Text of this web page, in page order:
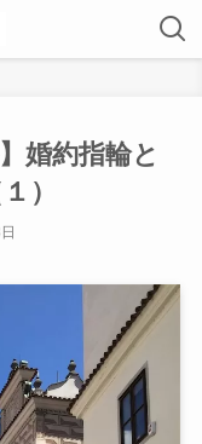
婚約指輪と
）